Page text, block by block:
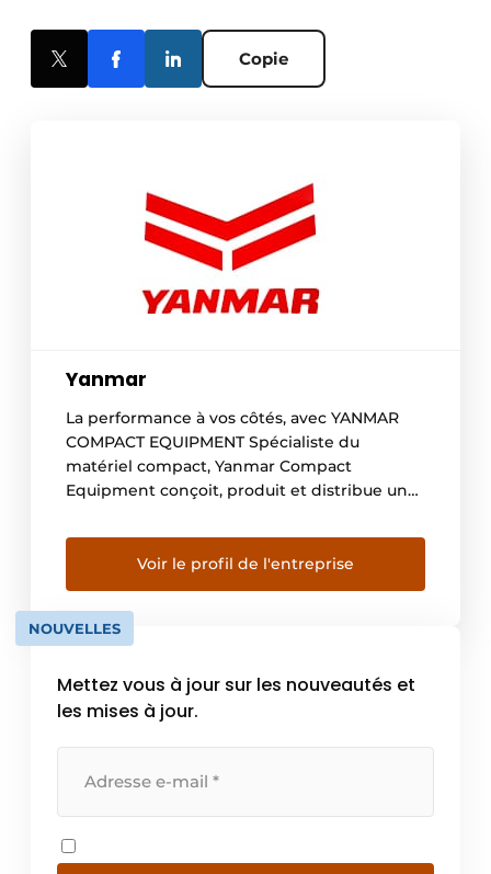
Copie
Yanmar
La performance à vos côtés, avec YANMAR
COMPACT EQUIPMENT Spécialiste du
matériel compact, Yanmar Compact
Equipment conçoit, produit et distribue une
des mini- et midi-pelles, des chargeuses
compactes, des pelles sur pneus, des carriers
et des accessoires, conçus dans un esprit
d’efficacité et de performance. Depuis 1912,
Yanmar s’efforce de […]
Voir le profil de l'entreprise
NOUVELLES
Mettez vous à jour sur les nouveautés et
les mises à jour.